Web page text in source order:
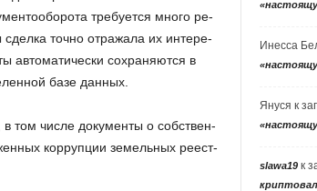
тре­бу­ет­ся много ре­
точно от­ра­жа­ла их ин­те­ре­
ав­то­ма­ти­че­ски со­хра­ня­ют­ся в
базе дан­ных.
том числе до­ку­мен­ты о соб­ствен­
кор­руп­ции зе­мель­ных ре­ест­
Инесса
Януся к
slawa19к